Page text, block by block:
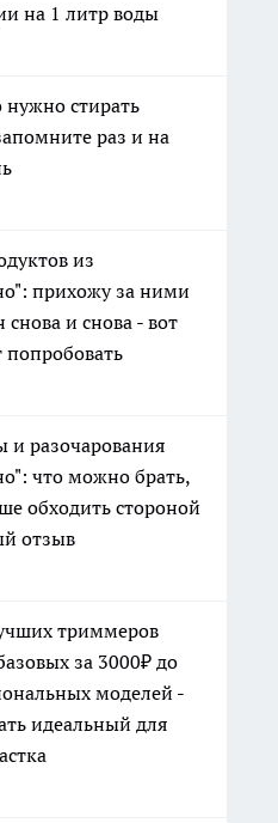
на 1 литр воды
нужно стирать
раз и на
из
прихожу за ними
снова и снова - вот
попробовать
и разочарования
что можно брать,
обходить стороной
отзыв
триммеров
за 3000₽ до
моделей -
идеальный для